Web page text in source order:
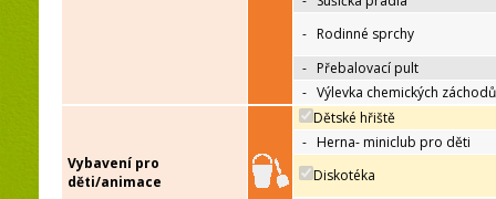
- Rodinné sprchy
- Přebalovací pult
- Výlevka chemických záchodů
Vybavení pro
děti/animace
Dětské hřiště
- Herna- miniclub pro děti
Diskotéka